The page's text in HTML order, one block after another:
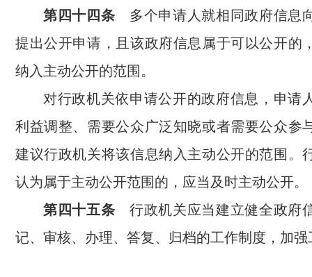
第四十四条 多个申请人就相同政府信息
提出公开申请，且该政府信息属于可以公开的
纳入主动公开的范围。
对行政机关依申请公开的政府信息，申请
利益调整、需要公众广泛知晓或者需要公众参
建议行政机关将该信息纳入主动公开的范围。
认为属于主动公开范围的，应当及时主动公开。
第四十五条 行政机关应当建立健全政府
记、审核、办理、答复、归档的工作制度，加强